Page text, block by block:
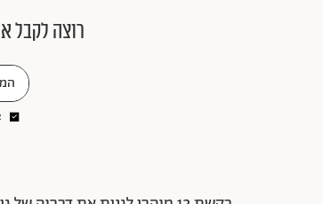
רוצה לקבל